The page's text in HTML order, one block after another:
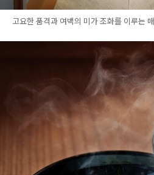
고요한 품격과 여백의 미가 조화를 이루는